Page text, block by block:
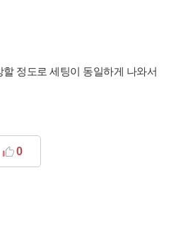
정도로 세팅이 동일하게 나와서
0